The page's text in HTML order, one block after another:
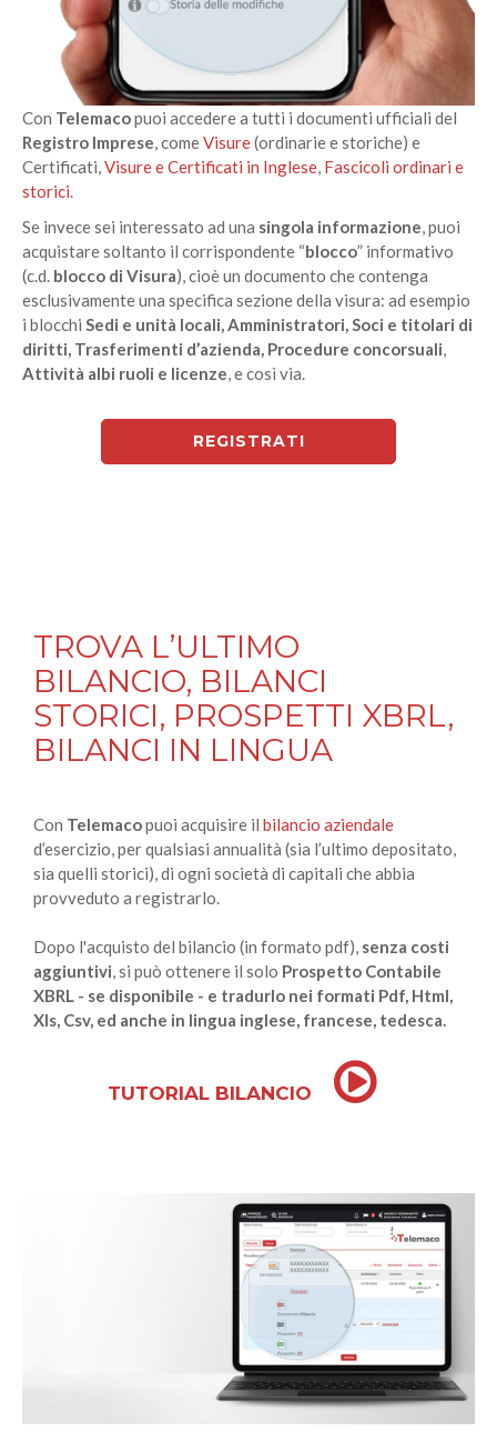
Con Telemacopuoi accedere a tutti i documenti ufficiali del
Registro Imprese, comeVisure(ordinarie e storiche) e
Certificati,Visure e Certificati in Inglese, Fascicoli ordinari e
storici.
Se invece sei interessato ad una singola informazione, puoi
acquistare soltanto il corrispondente “blocco” informativo
(c.d. blocco di Visura), cioè un documento che contenga
esclusivamente una specifica sezione della visura: ad esempio
i blocchi Sedi e unità locali, Amministratori, Soci e titolari di
diritti, Trasferimenti d’azienda, Procedure concorsuali,
Attività albi ruoli e licenze, e così via.
REGISTRATI
TROVA L’ULTIMO
BILANCIO, BILANCI
STORICI, PROSPETTI XBRL,
BILANCI IN LINGUA
Con Telemacopuoi acquisire il bilancio aziendale
d’esercizio, per qualsiasi annualità (sia l’ultimo depositato,
sia quelli storici), di ogni società di capitali che abbia
provveduto a registrarlo.
Dopo l'acquisto del bilancio (in formato pdf), senza costi
aggiuntivi, si può ottenere il solo Prospetto Contabile
XBRL - se disponibile - e tradurlo nei formati Pdf, Html,
Xls, Csv, ed anche in lingua inglese, francese, tedesca.
TUTORIAL BILANCIO